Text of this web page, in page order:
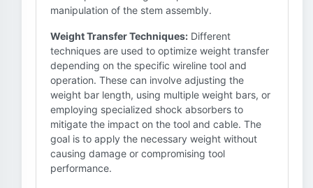
manipulation of the stem assembly.
Weight Transfer Techniques: Different
techniques are used to optimize weight transfer
depending on the specific wireline tool and
operation. These can involve adjusting the
weight bar length, using multiple weight bars, or
employing specialized shock absorbers to
mitigate the impact on the tool and cable. The
goal is to apply the necessary weight without
causing damage or compromising tool
performance.